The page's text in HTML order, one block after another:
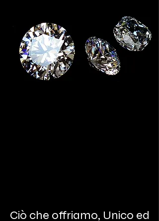
Ciò che offriamo, Unico ed